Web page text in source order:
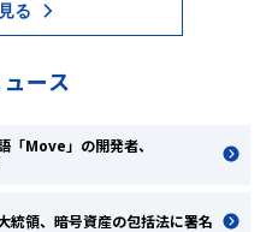
る
ース
「Move」の開発者、
統領、暗号資産の包括法に署名